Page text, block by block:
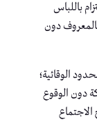
باللباس
بالمعروف دون
الوقائية؛
دون الوقوع
الاجتماع